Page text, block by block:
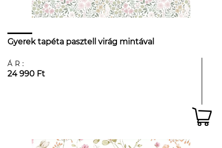
Gyerek tapéta pasztell virág mintával
ÁR:
24 990 Ft